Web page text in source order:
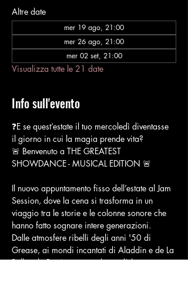
Altre date
mer 19 ago, 21:00
mer 26 ago, 21:00
mer 02 set, 21:00
Visualizza tutte le 21 date
Info sull'evento
❓E se quest’estate il tuo mercoledì diventasse
il giorno in cui la magia prende vita?
🚨 Benvenuto a THE GREATEST
SHOWDANCE - MUSICAL EDITION 🚨
Il nuovo appuntamento fisso dell’estate al Jam
Session, dove la cena si trasforma in un
viaggio tra le storie e le colonne sonore che
hanno fatto sognare intere generazioni.
Dalle atmosfere ribelli degli anni '50 di
Grease, ai mondi incantati di Aladdin e de La
Bella e la Bestia, passando per l’eleganza